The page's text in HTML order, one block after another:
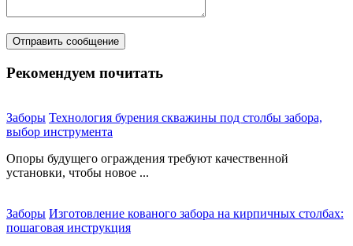
Рекомендуем почитать
Заборы Технология бурения скважины под столбы забора,
выбор инструмента
Опоры будущего ограждения требуют качественной
установки, чтобы новое ...
Заборы Изготовление кованого забора на кирпичных столбах:
пошаговая инструкция